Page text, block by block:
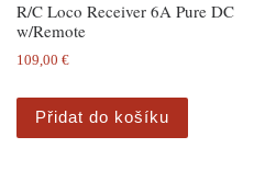
R/C Loco Receiver 6A Pure DC
w/Remote
109,00 €
Přidat do košíku